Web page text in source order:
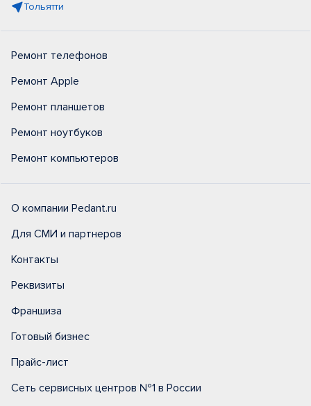
Тольятти
Ремонт телефонов
Ремонт Apple
Ремонт планшетов
Ремонт ноутбуков
Ремонт компьютеров
О компании Pedant.ru
Для СМИ и партнеров
Контакты
Реквизиты
Франшиза
Готовый бизнес
Прайс-лист
Сеть сервисных центров №1 в России